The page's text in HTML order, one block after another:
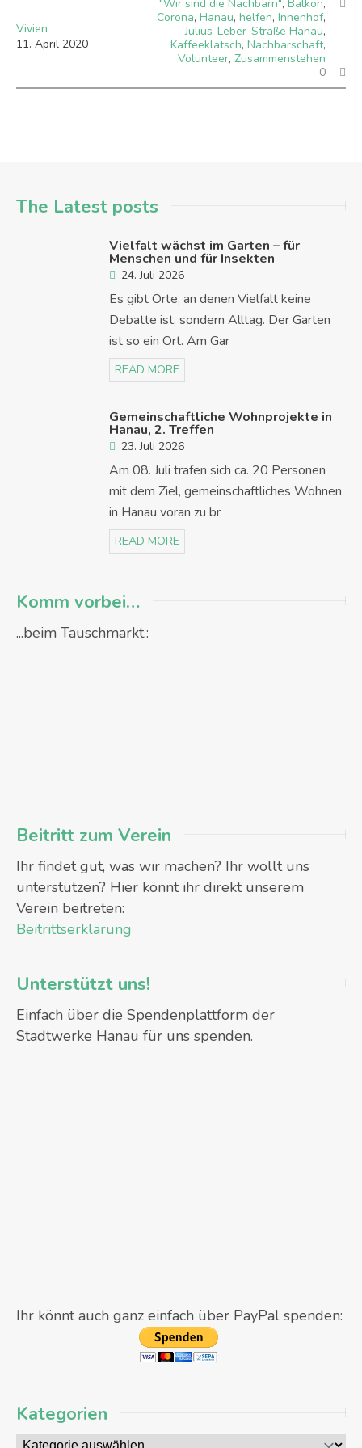
Vivien
11. April 2020
"Wir sind die Nachbarn", Balkon,
Corona, Hanau, helfen, Innenhof,
Julius-Leber-Straße Hanau,
Kaffeeklatsch, Nachbarschaft,
Volunteer, Zusammenstehen
0
The Latest posts
Vielfalt wächst im Garten – für
Menschen und für Insekten
24. Juli 2026
Es gibt Orte, an denen Vielfalt keine
Debatte ist, sondern Alltag. Der Garten
ist so ein Ort. Am Gar
READ MORE
Gemeinschaftliche Wohnprojekte in
Hanau, 2. Treffen
23. Juli 2026
Am 08. Juli trafen sich ca. 20 Personen
mit dem Ziel, gemeinschaftliches Wohnen
in Hanau voran zu br
READ MORE
Komm vorbei…
...beim Tauschmarkt.:
Beitritt zum Verein
Ihr findet gut, was wir machen? Ihr wollt uns
unterstützen? Hier könnt ihr direkt unserem
Verein beitreten:
Beitrittserklärung
Unterstützt uns!
Einfach über die Spendenplattform der
Stadtwerke Hanau für uns spenden.
Ihr könnt auch ganz einfach über PayPal spenden:
Kategorien